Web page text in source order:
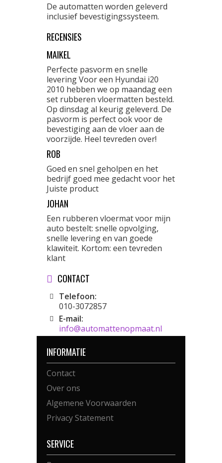
De automatten worden geleverd
inclusief bevestigingssysteem.
RECENSIES
MAIKEL
Perfecte pasvorm en snelle
levering Voor een Hyundai i20
2010 hebben we op maandag een
set rubberen vloermatten besteld.
Op dinsdag al keurig geleverd. De
pasvorm is perfect ook voor de
bevestiging aan de vloer aan de
voorzijde. Heel tevreden over!
ROB
Goed en snel geholpen en het
bedrijf goed mee gedacht voor het
Juiste product
JOHAN
Een rubberen vloermat voor mijn
auto bestelt: snelle opvolging,
snelle levering en van goede
klawiteit. Kortom: een tevreden
klant
CONTACT
Telefoon:
010-3072857
E-mail:
info@automattenopmaat.nl
INFORMATIE
Contact
Over ons
Algemene Voorwaarden
Privacy Statement
SERVICE